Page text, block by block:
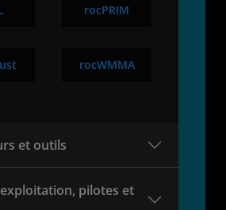
rocPRIM
rocWMMA
et outils
pilotes et